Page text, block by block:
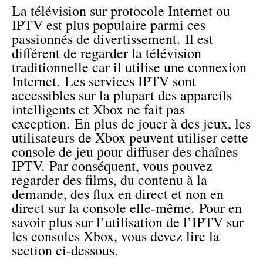
La télévision sur protocole Internet ou
IPTV est plus populaire parmi ces
passionnés de divertissement. Il est
différent de regarder la télévision
traditionnelle car il utilise une connexion
Internet. Les services IPTV sont
accessibles sur la plupart des appareils
intelligents et Xbox ne fait pas
exception. En plus de jouer à des jeux, les
utilisateurs de Xbox peuvent utiliser cette
console de jeu pour diffuser des chaînes
IPTV. Par conséquent, vous pouvez
regarder des films, du contenu à la
demande, des flux en direct et non en
direct sur la console elle-même. Pour en
savoir plus sur l’utilisation de l’IPTV sur
les consoles Xbox, vous devez lire la
section ci-dessous.